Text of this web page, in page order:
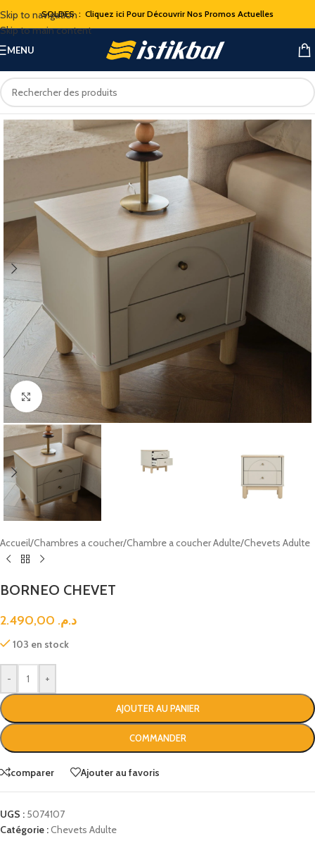
Skip to navigation
Skip to main content
SOLDES : Cliquez ici Pour Découvrir Nos Promos Actuelles
MENU
Click to enlarge
Accueil/Chambres a coucher/Chambre a coucher Adulte/Chevets Adulte
BORNEO CHEVET
د.م.
103 en stock
- +
AJOUTER AU PANIER
COMMANDER
comparer Ajouter au favoris
UGS : 5074107
Catégorie :Chevets Adulte